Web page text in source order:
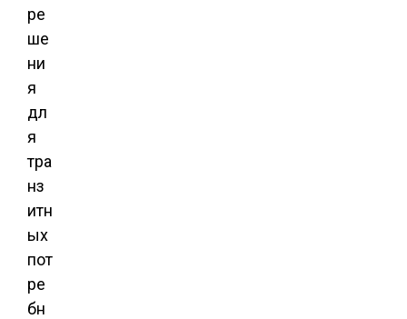
ре
ше
ни
я
дл
я
тра
нз
итн
ых
пот
ре
бн